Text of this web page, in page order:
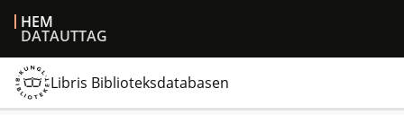
HEM
DATAUTTAG
Libris Biblioteksdatabasen